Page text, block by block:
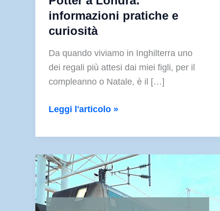
informazioni pratiche e
curiosità
Da quando viviamo in Inghilterra uno
dei regali più attesi dai miei figli, per il
compleanno o Natale, è il […]
Visitare
Studios
Harry
Potter
a
Leggi l'articolo »